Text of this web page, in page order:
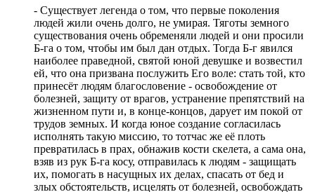
- Существует легенда о том, что первые поколения
людей жили очень долго, не умирая. Тяготы земного
существования очень обременяли людей и они просили
Б-га о том, чтобы им был дан отдых. Тогда Б-г явился
наиболее праведной, святой юной девушке и возвестил
ей, что она призвана послужить Его воле: стать той, кто
принесёт людям благословение - освобождение от
болезней, защиту от врагов, устранение препятствий на
жизненном пути и, в конце-концов, дарует им покой от
трудов земных. И когда юное создание согласилась
исполнять такую миссию, то тотчас же её плоть
превратилась в прах, обнажив кости скелета, а сама она,
взяв из рук Б-га косу, отправилась к людям - защищать
их, помогать в насущных их делах, спасать от бед и
злых обстоятельств, исцелять от болезней, освобождать